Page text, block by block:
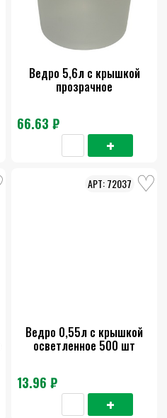
Ведро 5,6л с крышкой
прозрачное
66.63 ₽
Ведро 0,55л с крышкой
осветленное 500 шт
13.96 ₽
72037